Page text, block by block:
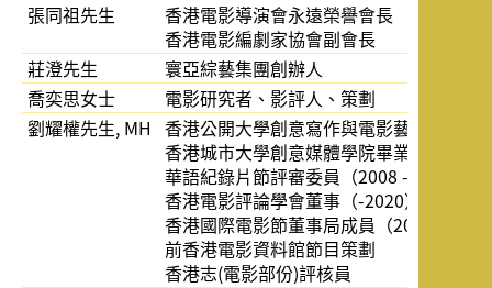
張同祖先生
香港電影導演會永遠榮譽會長
香港電影編劇家協會副會長
莊澄先生
寰亞綜藝集團創辦人
喬奕思女士
電影研究者、影評人、策劃
劉耀權先生, MH 香港公開大學創意寫作與電影藝術課程學
香港城市大學創意媒體學院畢業作品評
華語紀錄片節評審委員（2008 - 2016）
香港電影評論學會董事（-2020）
香港國際電影節董事局成員（2001 -
前香港電影資料館節目策劃
香港志(電影部份)評核員